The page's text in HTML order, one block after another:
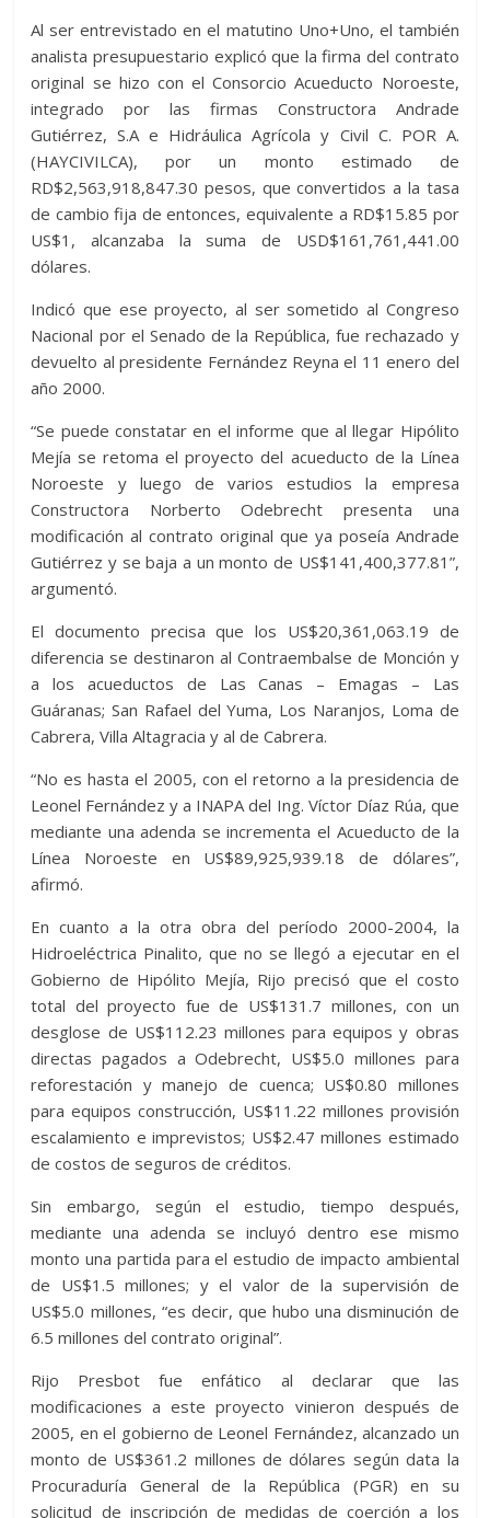
Al ser entrevistado en el matutino Uno+Uno, el también
analista presupuestario explicó que la firma del contrato
original se hizo con el Consorcio Acueducto Noroeste,
integrado por las firmas Constructora Andrade
Gutiérrez, S.A e Hidráulica Agrícola y Civil C. POR A.
(HAYCIVILCA), por un monto estimado de
RD$2,563,918,847.30 pesos, que convertidos a la tasa
de cambio fija de entonces, equivalente a RD$15.85 por
US$1, alcanzaba la suma de USD$161,761,441.00
dólares.
Indicó que ese proyecto, al ser sometido al Congreso
Nacional por el Senado de la República, fue rechazado y
devuelto al presidente Fernández Reyna el 11 enero del
año 2000.
“Se puede constatar en el informe que al llegar Hipólito
Mejía se retoma el proyecto del acueducto de la Línea
Noroeste y luego de varios estudios la empresa
Constructora Norberto Odebrecht presenta una
modificación al contrato original que ya poseía Andrade
Gutiérrez y se baja a un monto de US$141,400,377.81”,
argumentó.
El documento precisa que los US$20,361,063.19 de
diferencia se destinaron al Contraembalse de Monción y
a los acueductos de Las Canas – Emagas – Las
Guáranas; San Rafael del Yuma, Los Naranjos, Loma de
Cabrera, Villa Altagracia y al de Cabrera.
“No es hasta el 2005, con el retorno a la presidencia de
Leonel Fernández y a INAPA del Ing. Víctor Díaz Rúa, que
mediante una adenda se incrementa el Acueducto de la
Línea Noroeste en US$89,925,939.18 de dólares”,
afirmó.
En cuanto a la otra obra del período 2000-2004, la
Hidroeléctrica Pinalito, que no se llegó a ejecutar en el
Gobierno de Hipólito Mejía, Rijo precisó que el costo
total del proyecto fue de US$131.7 millones, con un
desglose de US$112.23 millones para equipos y obras
directas pagados a Odebrecht, US$5.0 millones para
reforestación y manejo de cuenca; US$0.80 millones
para equipos construcción, US$11.22 millones provisión
escalamiento e imprevistos; US$2.47 millones estimado
de costos de seguros de créditos.
Sin embargo, según el estudio, tiempo después,
mediante una adenda se incluyó dentro ese mismo
monto una partida para el estudio de impacto ambiental
de US$1.5 millones; y el valor de la supervisión de
US$5.0 millones, “es decir, que hubo una disminución de
6.5 millones del contrato original”.
Rijo Presbot fue enfático al declarar que las
modificaciones a este proyecto vinieron después de
2005, en el gobierno de Leonel Fernández, alcanzado un
monto de US$361.2 millones de dólares según data la
Procuraduría General de la República (PGR) en su
solicitud de inscripción de medidas de coerción a los